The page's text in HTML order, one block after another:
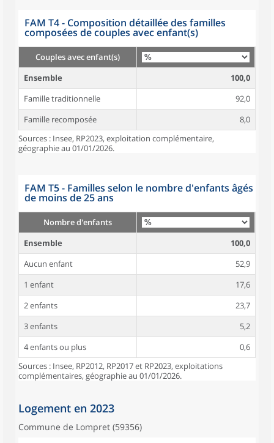
FAM T4 - Composition détaillée des familles
composées de couples avec enfant(s)
Couples avec enfant(s)
Ensemble
100,0
Famille traditionnelle
92,0
Famille recomposée
8,0
Sources : Insee, RP2023, exploitation complémentaire,
géographie au 01/01/2026.
FAM T5 - Familles selon le nombre d'enfants âgés
de moins de 25 ans
Nombre d'enfants
Ensemble
100,0
Aucun enfant
52,9
1 enfant
17,6
2 enfants
23,7
3 enfants
5,2
4 enfants ou plus
0,6
Sources : Insee, RP2012, RP2017 et RP2023, exploitations
complémentaires, géographie au 01/01/2026.
Logement en 2023
Commune de Lompret (59356)